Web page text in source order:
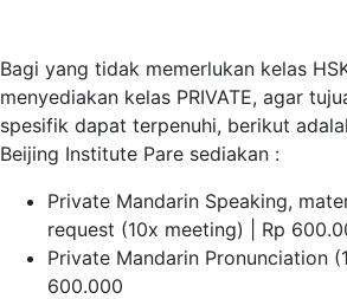
Bagi yang tidak memerlukan kelas
menyediakan kelas PRIVATE, agar
spesifik dapat terpenuhi, berikut
Beijing Institute Pare sediakan :
Private Mandarin Speaking,
request (10x meeting) | Rp
Private Mandarin Pronunciation
600.000